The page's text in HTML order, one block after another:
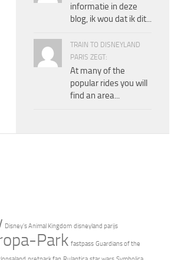
informatie in deze
blog, ik wou dat ik dit...
TRAIN TO DISNEYLAND
PARIS ZEGT:
At many of the
popular rides you will
find an area...
Disney's Animal Kingdom disneyland parijs
Park fastpass Guardians of the